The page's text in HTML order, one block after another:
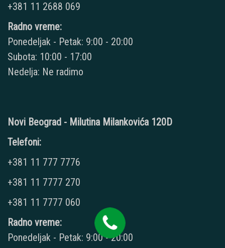
+381 11 2688 069
Radno vreme:
Ponedeljak - Petak: 9:00 - 20:00
Subota: 10:00 - 17:00
Nedelja: Ne radimo
Novi Beograd - Milutina Milankovića 120D
Telefoni:
+381 11 777 7776
+381 11 7777 270
+381 11 7777 060
Radno vreme:
Ponedeljak - Petak: 9:00 - 20:00